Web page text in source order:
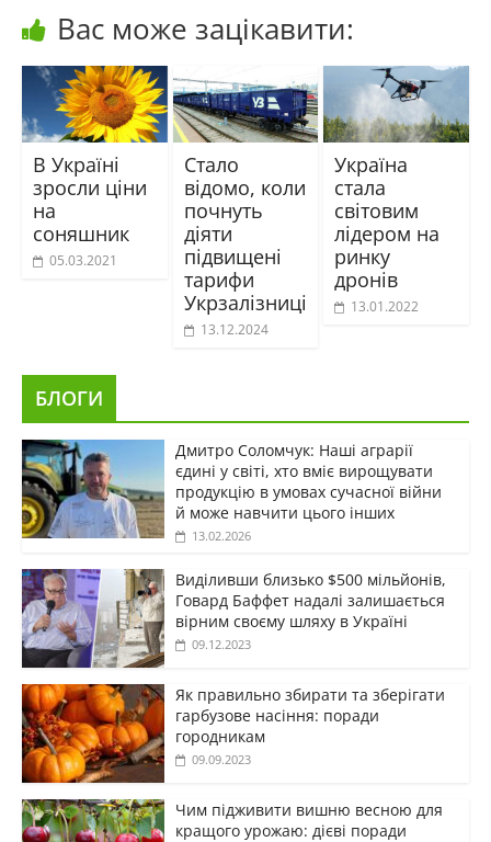
Вас може зацікавити:
В Україні
зросли ціни
на
соняшник
05.03.2021
Стало
відомо, коли
почнуть
діяти
підвищені
тарифи
Укрзалізниці
13.12.2024
Україна
стала
світовим
лідером на
ринку
дронів
13.01.2022
БЛОГИ
Дмитро Соломчук: Наші аграрії
єдині у світі, хто вміє вирощувати
продукцію в умовах сучасної війни
й може навчити цього інших
13.02.2026
Виділивши близько $500 мільйонів,
Говард Баффет надалі залишається
вірним своєму шляху в Україні
09.12.2023
Як правильно збирати та зберігати
гарбузове насіння: поради
городникам
09.09.2023
Чим підживити вишню весною для
кращого урожаю: дієві поради